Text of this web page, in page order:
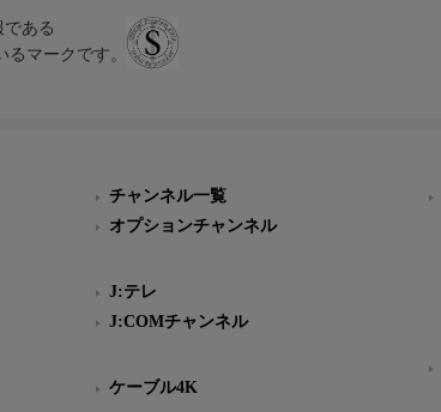
ある
マークです。
チャンネル一覧
オプションチャンネル
J:テレ
J:COMチャンネル
ケーブル4K